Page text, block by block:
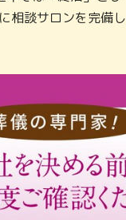
相談サロンを完備